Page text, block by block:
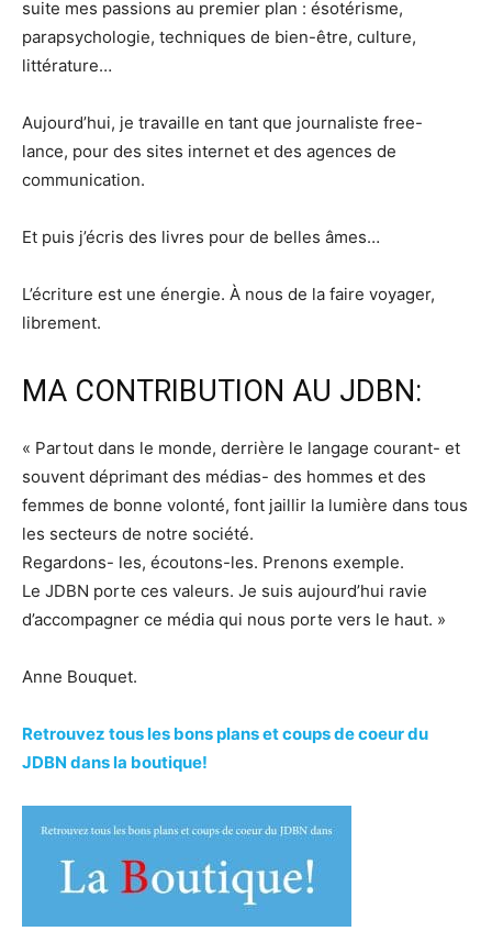
suite mes passions au premier plan : ésotérisme,
parapsychologie, techniques de bien-être, culture,
littérature…
Aujourd’hui, je travaille en tant que journaliste free-
lance, pour des sites internet et des agences de
communication.
Et puis j’écris des livres pour de belles âmes…
L’écriture est une énergie. À nous de la faire voyager,
librement.
MA CONTRIBUTION AU JDBN:
« Partout dans le monde, derrière le langage courant- et
souvent déprimant des médias- des hommes et des
femmes de bonne volonté, font jaillir la lumière dans tous
les secteurs de notre société.
Regardons- les, écoutons-les. Prenons exemple.
Le JDBN porte ces valeurs. Je suis aujourd’hui ravie
d’accompagner ce média qui nous porte vers le haut. »
Anne Bouquet.
Retrouvez tous les bons plans et coups de coeur du
JDBN dans la boutique!